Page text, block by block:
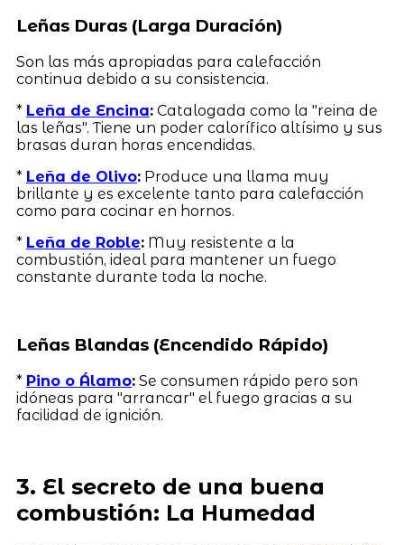
Leñas Duras (Larga Duración)
Son las más apropiadas para calefacción
continua debido a su consistencia.
* Leña de Encina:Catalogada como la "reina de
las leñas". Tiene un poder calorífico altísimo y sus
brasas duran horas encendidas.
* Leña de Olivo:Produce una llama muy
brillante y es excelente tanto para calefacción
como para cocinar en hornos.
* Leña de Roble:Muy resistente a la
combustión, ideal para mantener un fuego
constante durante toda la noche.
Leñas Blandas (Encendido Rápido)
* Pino o Álamo:Se consumen rápido pero son
idóneas para "arrancar" el fuego gracias a su
facilidad de ignición.
3. El secreto de una buena
combustión: La Humedad